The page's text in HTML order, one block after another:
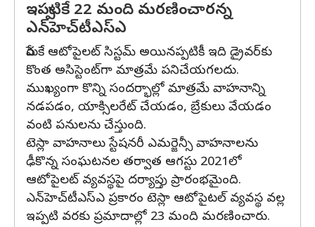
ఇప్పటికే 22 మంది మరణించారన్న
ఎన్‌హెచ్‌టీఎస్ఎ
పేరుకే ఆటోపైలట్ సిస్టమ్ అయినప్పటికీ ఇది డ్రైవర్‌కు
కొంత అసిస్టెంట్‌గా మాత్రమే పనిచేయగలదు.
ముఖ్యంగా కొన్ని సందర్భాల్లో మాత్రమే వాహనాన్ని
నడపడం, యాక్సిలరేట్ చేయడం, బ్రేకులు వేయడం
వంటి పనులను చేస్తుంది.
టెస్లా వాహనాలు స్టేషనరీ ఎమర్జెన్సీ వాహనాలను
ఢీకొన్న సంఘటనల తర్వాత ఆగస్టు 2021లో
ఆటోపైలట్ వ్యవస్థపై దర్యాప్తు ప్రారంభమైంది.
ఎన్‌హెచ్‌టీఎస్ఎ ప్రకారం టెస్లా ఆటోపైటల్ వ్యవస్థ వల్ల
ఇప్పటి వరకు ప్రమాదాల్లో 23 మంది మరణించారు.